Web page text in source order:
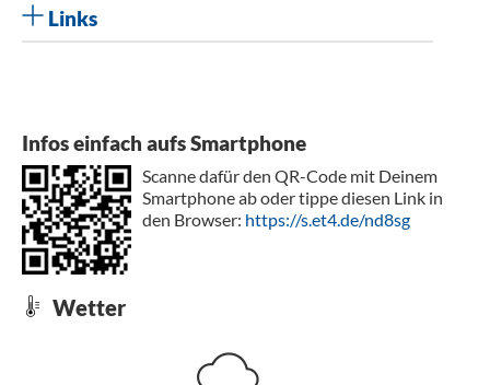
Links
Infos einfach aufs Smartphone
Scanne dafür den QR-Code mit Deinem
Smartphone ab oder tippe diesen Link in
den Browser: https://s.et4.de/nd8sg
Wetter